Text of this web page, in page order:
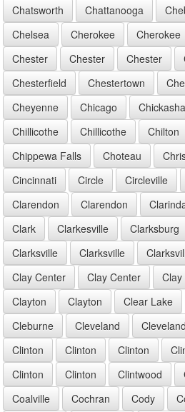
Chatsworth
Chattanooga
Chelsea
Cherokee Cherokee
Chester
Chester Chester
Chesterfield
Chestertown
Cheyenne
Chicago Chickasha
Chillicothe
Chillicothe Chilton
Chippewa Falls
Choteau
Cincinnati
Circle Circleville
Clarendon
Clarendon
Clark
Clarkesville Clarksburg
Clarksville
Clarksville
Clay Center
Clay Center Clay
Clayton
Clayton Clear Lake
Cleburne
Cleveland Cleveland
Clinton
Clinton Clinton
Clinton
Clinton Clintwood
Coalville
Cochran Cody